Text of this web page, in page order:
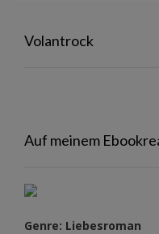
Volantrock
Auf meinem
Genre: Liebesroman